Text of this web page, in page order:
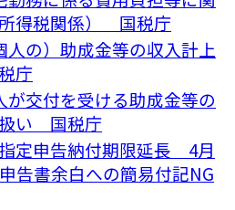
得税関係） 国税庁
の）助成金等の収入計上
庁
交付を受ける助成金等の
い 国税庁
定申告納付期限延長 4月
告書余白への簡易付記NG